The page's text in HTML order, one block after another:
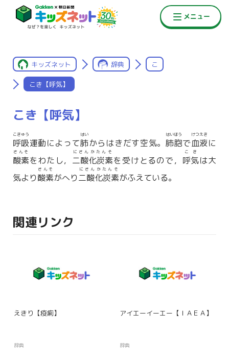
キッズネット 辞典 こ
こき【呼気】
こき【呼気】
呼吸
こきゅう
運動によって肺
はい
からはきだす空気。 肺胞
はいほう
で血液
けつえき
に
酸素
さんそ
をわたし， 二酸化炭素
にさんかたんそ
を受けとるので， 呼気
こき
は大
気より酸素
さんそ
がへり二酸化炭素
にさんかたんそ
がふえている。
関連リンク
えきり【疫痢】
辞典
アイエーイーエー【ＩＡＥＡ】
辞典